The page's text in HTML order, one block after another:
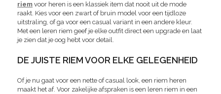
riem voor heren is een klassiek item dat nooit uit de mode
raakt. Kies voor een zwart of bruin model voor een tijdloze
uitstraling, of ga voor een casual variant in een andere kleur.
Met een leren riem geef je elke outfit direct een upgrade en laat
je zien dat je oog hebt voor detail.
DE JUISTE RIEM VOOR ELKE GELEGENHEID
Of je nu gaat voor een nette of casual look, een riem heren
maakt het af. Voor zakelijke afspraken is een leren riem in een